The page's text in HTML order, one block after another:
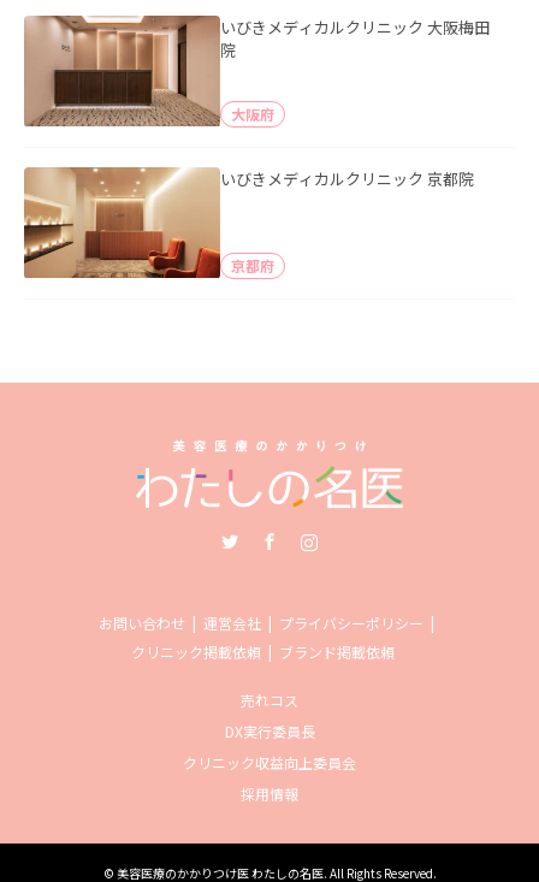
いびきメディカルクリニック 大阪梅田
院
大阪府
いびきメディカルクリニック 京都院
京都府
お問い合わせ 運営会社
プライバシーポリシー
クリニック掲載依頼
ブランド掲載依頼
売れコス
DX実行委員長
クリニック収益向上委員会
採用情報
© 美容医療のかかりつけ医 わたしの名医. All Rights Reserved.